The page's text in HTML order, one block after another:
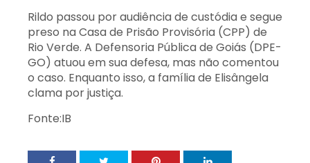
Rildo passou por audiência de custódia e segue
preso na Casa de Prisão Provisória (CPP) de
Rio Verde. A Defensoria Pública de Goiás (DPE-
GO) atuou em sua defesa, mas não comentou
o caso. Enquanto isso, a família de Elisângela
clama por justiça.
Fonte:IB